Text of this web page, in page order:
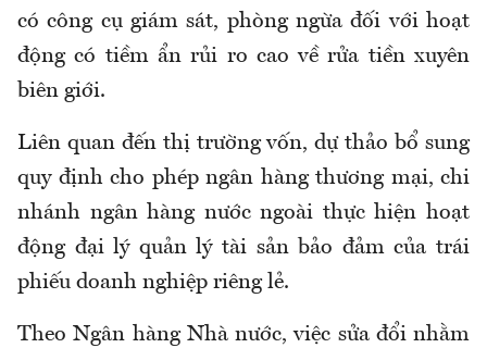
có công cụ giám sát, phòng ngừa đối với hoạt
động có tiềm ẩn rủi ro cao về rửa tiền xuyên
biên giới.
Liên quan đến thị trường vốn, dự thảo bổ sung
quy định cho phép ngân hàng thương mại, chi
nhánh ngân hàng nước ngoài thực hiện hoạt
động đại lý quản lý tài sản bảo đảm của trái
phiếu doanh nghiệp riêng lẻ.
Theo Ngân hàng Nhà nước, việc sửa đổi nhằm